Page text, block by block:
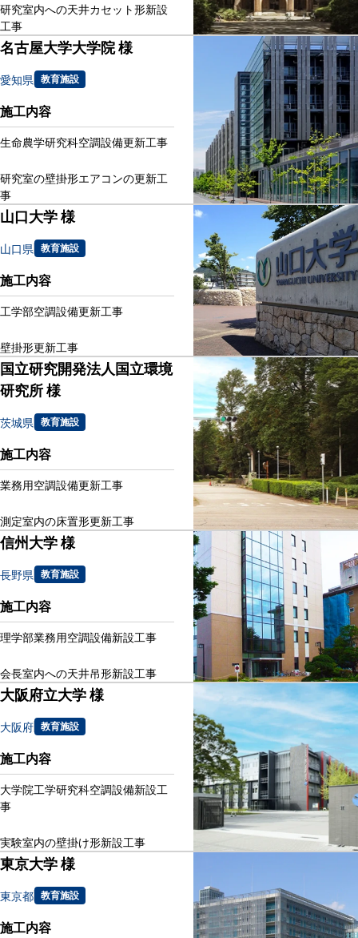
研究室内への天井カセット形新設
工事
名古屋大学大学院 様
愛知県 教育施設
施工内容
生命農学研究科空調設備更新工事
研究室の壁掛形エアコンの更新工
事
山口大学 様
山口県 教育施設
施工内容
工学部空調設備更新工事
壁掛形更新工事
国立研究開発法人国立環境
研究所 様
茨城県 教育施設
施工内容
業務用空調設備更新工事
測定室内の床置形更新工事
信州大学 様
長野県 教育施設
施工内容
理学部業務用空調設備新設工事
会長室内への天井吊形新設工事
大阪府立大学 様
大阪府 教育施設
施工内容
大学院工学研究科空調設備新設工
事
実験室内の壁掛け形新設工事
東京大学 様
東京都 教育施設
施工内容